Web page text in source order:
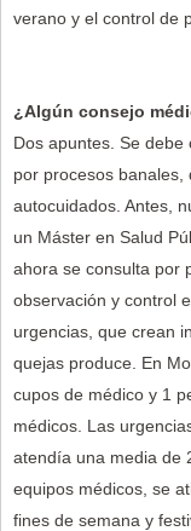
verano y el control
¿Algún consejo
Dos apuntes. Se
por procesos
autocuidados. Antes,
un Máster en Salud
ahora se consulta por
observación y control
urgencias, que crean
quejas produce. En
cupos de médico y 1
médicos. Las
atendía una media de
equipos médicos, se
fines de semana y